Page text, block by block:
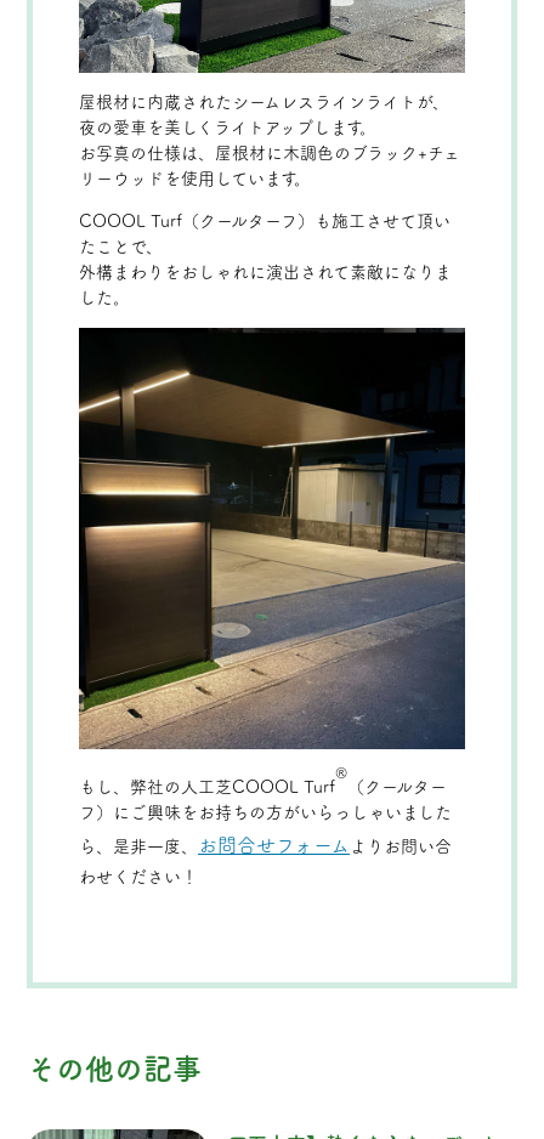
屋根材に内蔵されたシームレスラインライトが、
夜の愛車を美しくライトアップします。
お写真の仕様は、屋根材に木調色のブラック+チェ
リーウッドを使用しています。
COOOL Turf（クールターフ）も施工させて頂い
たことで、
外構まわりをおしゃれに演出されて素敵になりま
した。
もし、弊社の人工芝COOOL Turf
®
（クールター
フ）にご興味をお持ちの方がいらっしゃいました
ら、是非一度、
お問合せフォーム
よりお問い合
わせください！
その他の記事